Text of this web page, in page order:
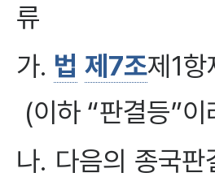
류
가. 법 제7조제1
(이하 “판결등”
나. 다음의 종국